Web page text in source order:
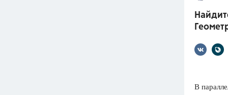
ОГЭ
ФИПИ
ответов
В